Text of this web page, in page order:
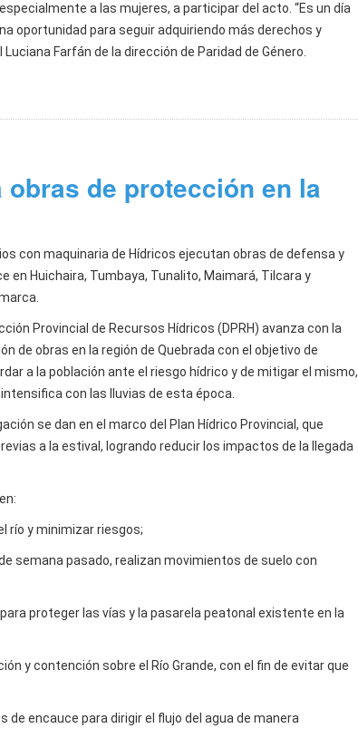
a las mujeres, a participar del acto. “Es un día
oportunidad para seguir adquiriendo más derechos y
Farfán de la dirección de Paridad de Género.
de protección en la
con maquinaria de Hídricos ejecutan obras de defensa y
en Huichaira, Tumbaya, Tunalito, Maimará, Tilcara y
Provincial de Recursos Hídricos (DPRH) avanza con la
de obras en la región de Quebrada con el objetivo de
a la población ante el riesgo hídrico y de mitigar el mismo,
con las lluvias de esta época.
se dan en el marco del Plan Hídrico Provincial, que
a la estival, logrando reducir los impactos de la llegada
río y minimizar riesgos;
semana pasado, realizan movimientos de suelo con
proteger las vías y la pasarela peatonal existente en la
y contención sobre el Río Grande, con el fin de evitar que
de encauce para dirigir el flujo del agua de manera